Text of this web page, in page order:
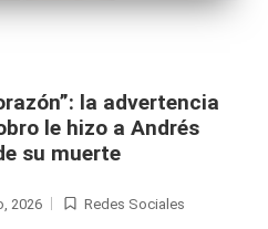
la advertencia
le hizo a Andrés
su muerte
2026
Publicada
Redes Sociales